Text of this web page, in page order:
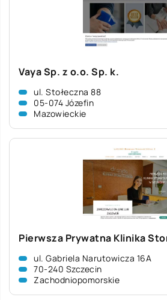
Vaya Sp. z o.o. Sp. k.
ul. Stołeczna 88
05-074 Józefin
Mazowieckie
Pierwsza Prywatna Klinika
ul. Gabriela Narutowicza 16A
70-240 Szczecin
Zachodniopomorskie